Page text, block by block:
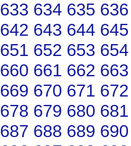
633 634 635 636
642 643 644 645
651 652 653 654
660 661 662 663
669 670 671 672
678 679 680 681
687 688 689 690